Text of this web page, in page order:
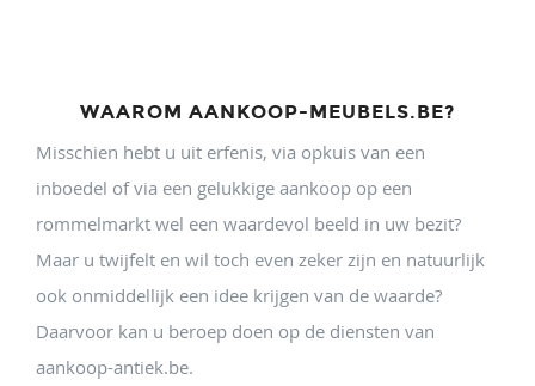
WAAROM AANKOOP-MEUBELS.BE?
Misschien hebt u uit erfenis, via opkuis van een
inboedel of via een gelukkige aankoop op een
rommelmarkt wel een waardevol beeld in uw bezit?
Maar u twijfelt en wil toch even zeker zijn en natuurlijk
ook onmiddellijk een idee krijgen van de waarde?
Daarvoor kan u beroep doen op de diensten van
aankoop-antiek.be.